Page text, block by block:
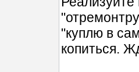
"куплю в
копиться.